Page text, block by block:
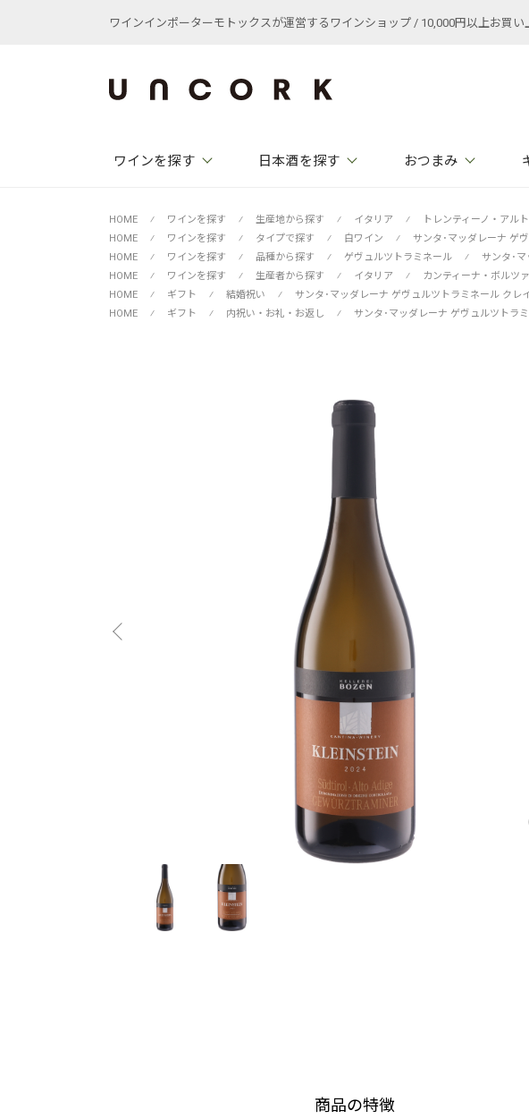
ワインインポーターモトックスが運営するワインショップ / 10,000円以上お買い
ワインを探す 日本酒を探す おつまみ
HOME ⁄ ワインを探す ⁄ 生産地から探す ⁄ イタリア ⁄ トレンティーノ・アル
HOME
⁄ ワインを探す ⁄ タイプで探す ⁄ 白ワイン ⁄
サンタ･マッダレーナ ゲ
HOME
⁄ ワインを探す ⁄ 品種から探す ⁄ ゲヴュルツトラミネール ⁄
サンタ･
HOME
⁄ ワインを探す ⁄ 生産者から探す ⁄ イタリア ⁄ カンティーナ・ボルツ
HOME
⁄ ギフト ⁄ 結婚祝い ⁄
サンタ･マッダレーナ ゲヴュルツトラミネール クレ
HOME
⁄ ギフト ⁄ 内祝い・お礼・お返し ⁄ サンタ･マッダレーナ ゲヴュルツトラ
商品の特徴